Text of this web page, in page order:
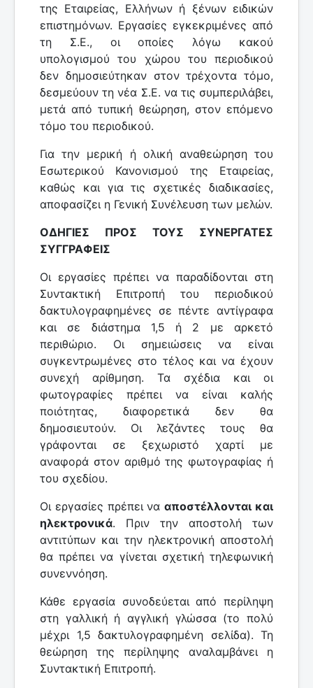
της Εταιρείας, Ελλήνων ή ξένων ειδικών
επιστημόνων. Εργασίες εγκεκριμένες από
τη Σ.Ε., οι οποίες λόγω κακού
υπολογισμού του χώρου του περιοδικού
δεν δημοσιεύτηκαν στον τρέχοντα τόμο,
δεσμεύουν τη νέα Σ.Ε. να τις συμπεριλάβει,
μετά από τυπική θεώρηση, στον επόμενο
τόμο του περιοδικού.
Για την μερική ή ολική αναθεώρηση του
Εσωτερικού Κανονισμού της Εταιρείας,
καθώς και για τις σχετικές διαδικασίες,
αποφασίζει η Γενική Συνέλευση των μελών.
ΟΔΗΓΙΕΣ ΠΡΟΣ ΤΟΥΣ ΣΥΝΕΡΓΑΤΕΣ
ΣΥΓΓΡΑΦΕΙΣ
Οι εργασίες πρέπει να παραδίδονται στη
Συντακτική Επιτροπή του περιοδικού
δακτυλογραφημένες σε πέντε αντίγραφα
και σε διάστημα 1,5 ή 2 με αρκετό
περιθώριο. Οι σημειώσεις να είναι
συγκεντρωμένες στο τέλος και να έχουν
συνεχή αρίθμηση. Τα σχέδια και οι
φωτογραφίες πρέπει να είναι καλής
ποιότητας, διαφορετικά δεν θα
δημοσιευτούν. Οι λεζάντες τους θα
γράφονται σε ξεχωριστό χαρτί με
αναφορά στον αριθμό της φωτογραφίας ή
του σχεδίου.
Οι εργασίες πρέπει νααποστέλλονται και
ηλεκτρονικά. Πριν την αποστολή των
αντιτύπων και την ηλεκτρονική αποστολή
θα πρέπει να γίνεται σχετική τηλεφωνική
συνεννόηση.
Κάθε εργασία συνοδεύεται από περίληψη
στη γαλλική ή αγγλική γλώσσα (το πολύ
μέχρι 1,5 δακτυλογραφημένη σελίδα). Τη
θεώρηση της περίληψης αναλαμβάνει η
Συντακτική Επιτροπή.